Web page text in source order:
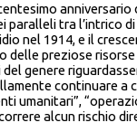
paralleli tra l’intrico
nel 1914, e il
delle preziose
genere
continuare a
umanitari”,
alcun rischio